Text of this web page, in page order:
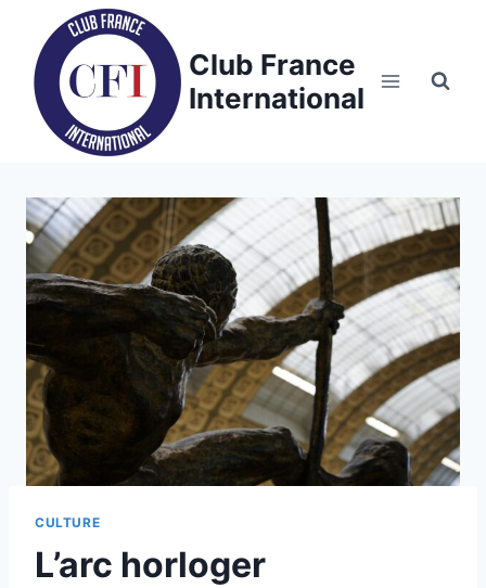
content
Club France
International
CULTURE
L’arc horloger